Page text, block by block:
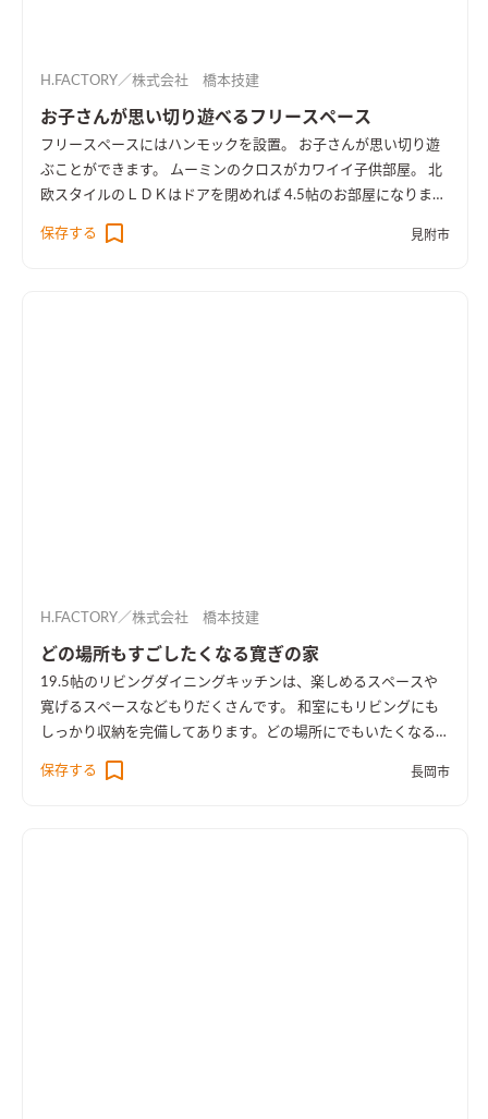
H.FACTORY／株式会社 橋本技建
お子さんが思い切り遊べるフリースペース
フリースペースにはハンモックを設置。 お子さんが思い切り遊
ぶことができます。 ムーミンのクロスがカワイイ子供部屋。 北
欧スタイルのＬＤＫはドアを閉めれば 4.5帖のお部屋になりま
保存する
見附市
H.FACTORY／株式会社 橋本技建
どの場所もすごしたくなる寛ぎの家
19.5帖のリビングダイニングキッチンは、楽しめるスペースや
寛げるスペースなどもりだくさんです。 和室にもリビングにも
しっかり収納を完備してあります。どの場所にでもいたくなるよ
うな、家族が集まるリビングダイニングになりました。
保存する
長岡市